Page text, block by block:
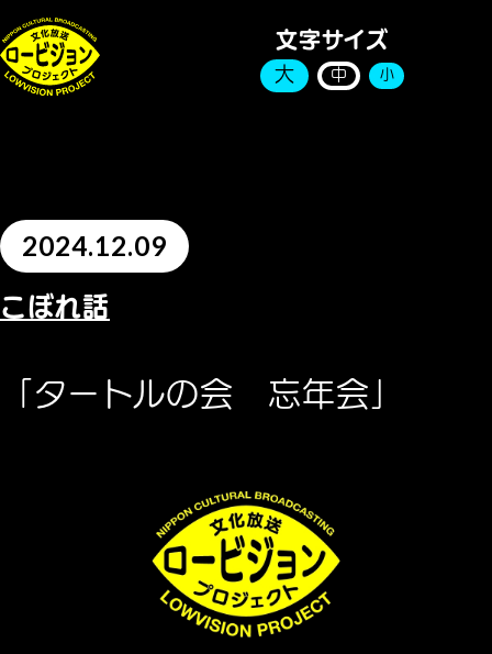
文字サイズ
大 中 小
2024.12.09
こぼれ話
「タートルの会 忘年会」